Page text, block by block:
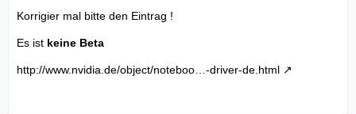
Korrigier mal bitte den Eintrag !
Es ist keine Beta
http://www.nvidia.de/object/noteboo…-driver-de.html